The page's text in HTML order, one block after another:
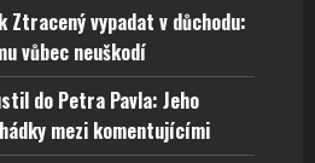
Ztracený vypadat v důchodu:
vůbec neuškodí
do Petra Pavla: Jeho
mezi komentujícími